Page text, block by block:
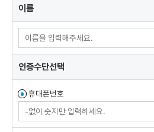
이
이름
인증수단선택
휴대폰번호